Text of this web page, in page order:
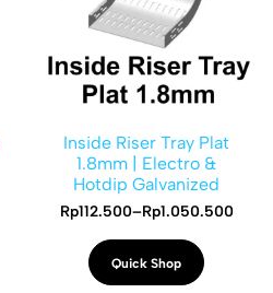
Inside Riser Tray Plat
1.8mm | Electro &
Hotdip Galvanized
Rp112.500–Rp1.050.500
Quick Shop